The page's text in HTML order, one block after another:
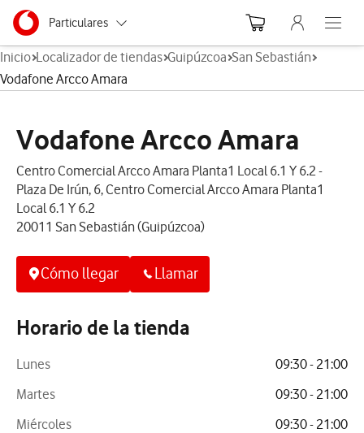
Ir a la pagina principal de vodafone.es
Menu navegación Segmento
Particulares
Autónomos
Grandes empresas
Menu
Abre el
Inicio Localizador de tiendas Guipúzcoa San Sebastián
Vodafone Arcco Amara
Vodafone Arcco Amara
Centro Comercial Arcco Amara Planta1 Local 6.1 Y 6.2 -
Plaza De Irún, 6, Centro Comercial Arcco Amara Planta1
Local 6.1 Y 6.2
20011 San Sebastián (Guipúzcoa)
Cómo llegar Llamar
Horario de la tienda
Lunes
09:30 - 21:00
Martes
09:30 - 21:00
Miércoles
09:30 - 21:00